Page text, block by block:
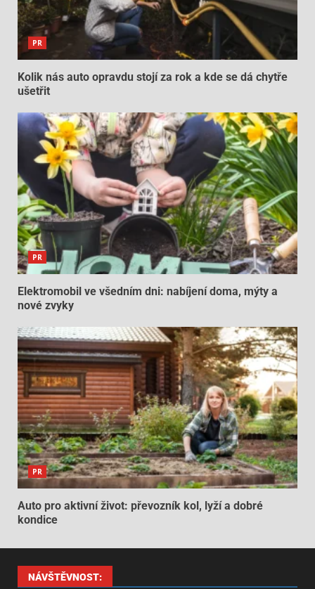
PR
Kolik nás auto opravdu stojí za rok a kde se dá chytře
ušetřit
PR
Elektromobil ve všedním dni: nabíjení doma, mýty a
nové zvyky
PR
Auto pro aktivní život: převozník kol, lyží a dobré
kondice
NÁVŠTĚVNOST: